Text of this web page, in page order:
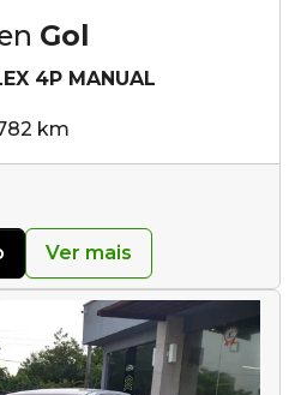
Gol
4P MANUAL
km
Ver mais